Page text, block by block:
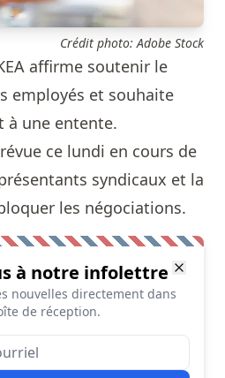
Crédit photo: Adobe Stock
affirme soutenir le
employés et souhaite
à une entente.
ce lundi en cours de
syndicaux et la
les négociations.
à notre infolettre
nouvelles directement dans
de réception.